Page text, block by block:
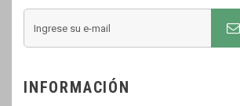
INFORMACIÓN